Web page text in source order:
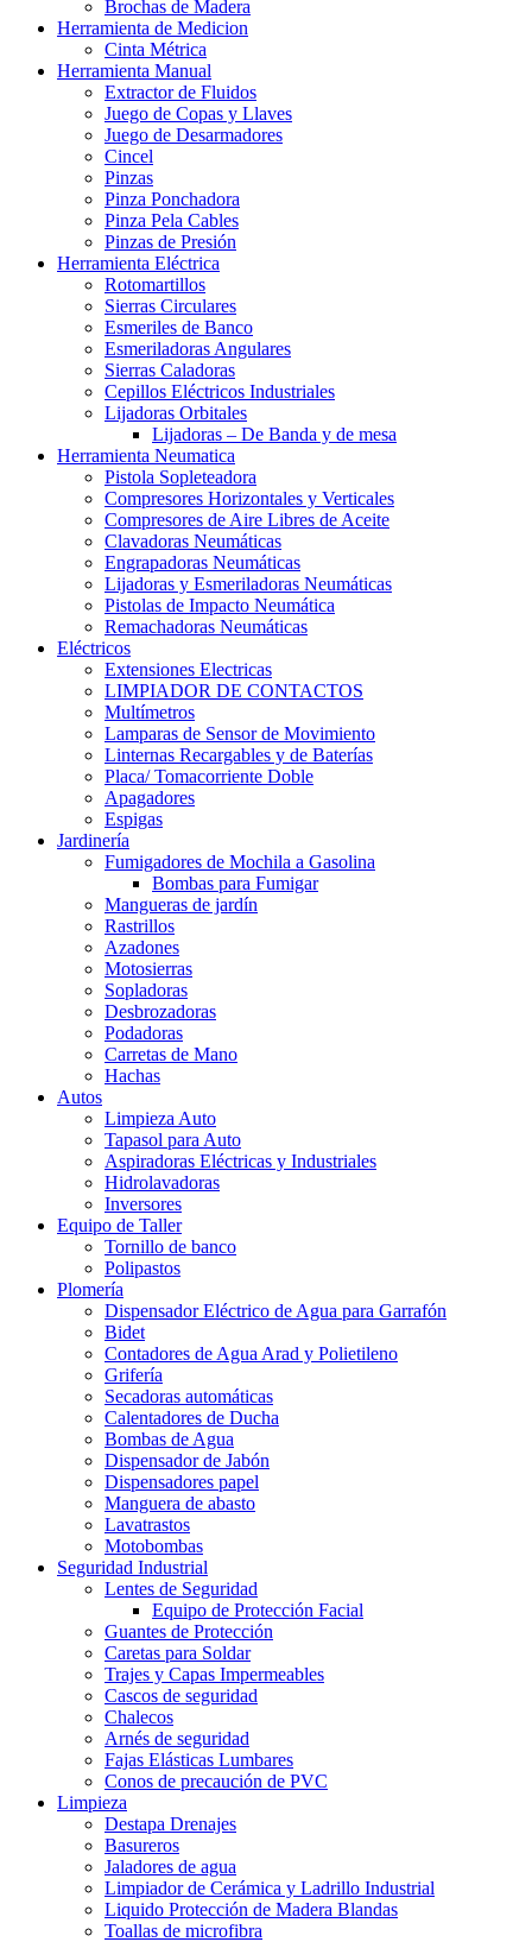
Brochas de Madera
Herramienta de Medicion
Cinta Métrica
Herramienta Manual
Extractor de Fluidos
Juego de Copas y Llaves
Juego de Desarmadores
Cincel
Pinzas
Pinza Ponchadora
Pinza Pela Cables
Pinzas de Presión
Herramienta Eléctrica
Rotomartillos
Sierras Circulares
Esmeriles de Banco
Esmeriladoras Angulares
Sierras Caladoras
Cepillos Eléctricos Industriales
Lijadoras Orbitales
Lijadoras – De Banda y de mesa
Herramienta Neumatica
Pistola Sopleteadora
Compresores Horizontales y Verticales
Compresores de Aire Libres de Aceite
Clavadoras Neumáticas
Engrapadoras Neumáticas
Lijadoras y Esmeriladoras Neumáticas
Pistolas de Impacto Neumática
Remachadoras Neumáticas
Eléctricos
Extensiones Electricas
LIMPIADOR DE CONTACTOS
Multímetros
Lamparas de Sensor de Movimiento
Linternas Recargables y de Baterías
Placa/ Tomacorriente Doble
Apagadores
Espigas
Jardinería
Fumigadores de Mochila a Gasolina
Bombas para Fumigar
Mangueras de jardín
Rastrillos
Azadones
Motosierras
Sopladoras
Desbrozadoras
Podadoras
Carretas de Mano
Hachas
Autos
Limpieza Auto
Tapasol para Auto
Aspiradoras Eléctricas y Industriales
Hidrolavadoras
Inversores
Equipo de Taller
Tornillo de banco
Polipastos
Plomería
Dispensador Eléctrico de Agua para Garrafón
Bidet
Contadores de Agua Arad y Polietileno
Grifería
Secadoras automáticas
Calentadores de Ducha
Bombas de Agua
Dispensador de Jabón
Dispensadores papel
Manguera de abasto
Lavatrastos
Motobombas
Seguridad Industrial
Lentes de Seguridad
Equipo de Protección Facial
Guantes de Protección
Caretas para Soldar
Trajes y Capas Impermeables
Cascos de seguridad
Chalecos
Arnés de seguridad
Fajas Elásticas Lumbares
Conos de precaución de PVC
Limpieza
Destapa Drenajes
Basureros
Jaladores de agua
Limpiador de Cerámica y Ladrillo Industrial
Liquido Protección de Madera Blandas
Toallas de microfibra